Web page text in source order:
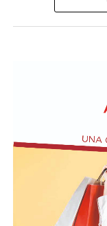
Por otro lado, la
el artículo 4 de
En la
presidentes de
Constitucionales,
y de Legislación